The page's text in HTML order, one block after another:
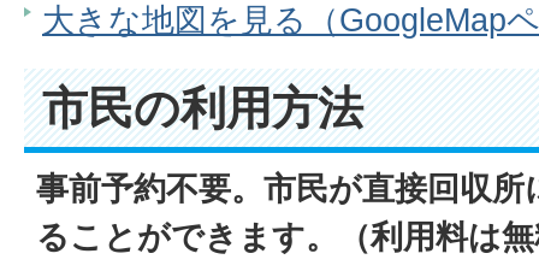
大きな地図を見る（GoogleMap
市民の利用方法
事前予約不要。市民が直接回収
ることができます。（利用料は